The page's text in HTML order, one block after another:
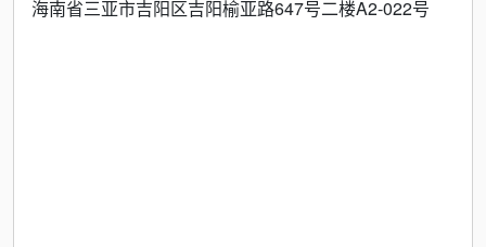
海南省三亚市吉阳区吉阳榆亚路647号二楼A2-022号